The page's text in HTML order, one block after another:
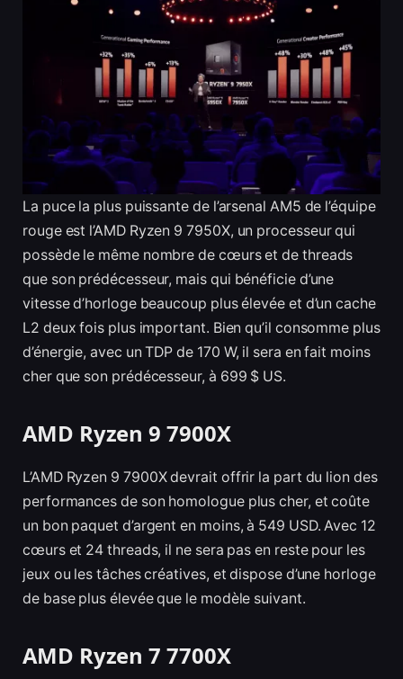
La puce la plus puissante de l’arsenal AM5 de l’équipe
rouge est l’AMD Ryzen 9 7950X, un processeur qui
possède le même nombre de cœurs et de threads
que son prédécesseur, mais qui bénéficie d’une
vitesse d’horloge beaucoup plus élevée et d’un cache
L2 deux fois plus important. Bien qu’il consomme plus
d’énergie, avec un TDP de 170 W, il sera en fait moins
cher que son prédécesseur, à 699 $ US.
AMD Ryzen 9 7900X
L’AMD Ryzen 9 7900X devrait offrir la part du lion des
performances de son homologue plus cher, et coûte
un bon paquet d’argent en moins, à 549 USD. Avec 12
cœurs et 24 threads, il ne sera pas en reste pour les
jeux ou les tâches créatives, et dispose d’une horloge
de base plus élevée que le modèle suivant.
AMD Ryzen 7 7700X